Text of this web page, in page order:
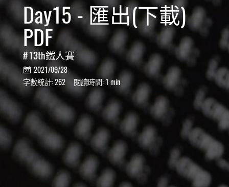
Day15 - 匯出(下載)
PDF
13th鐵人賽
 2021/09/28
字數統計:262 閱讀時間:1 min